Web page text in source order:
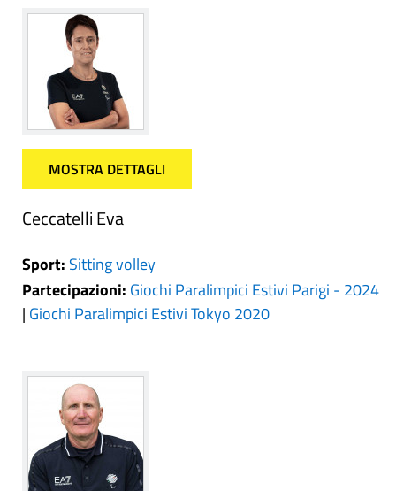
MOSTRA DETTAGLI
Ceccatelli Eva
Sport: Sitting volley
Partecipazioni: Giochi Paralimpici Estivi Parigi - 2024
| Giochi Paralimpici Estivi Tokyo 2020